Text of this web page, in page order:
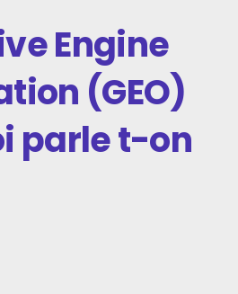
Engine
(GEO)
parle t-on